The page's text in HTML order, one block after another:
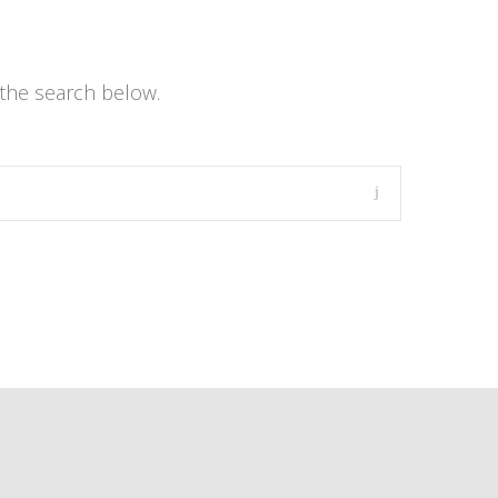
search below.